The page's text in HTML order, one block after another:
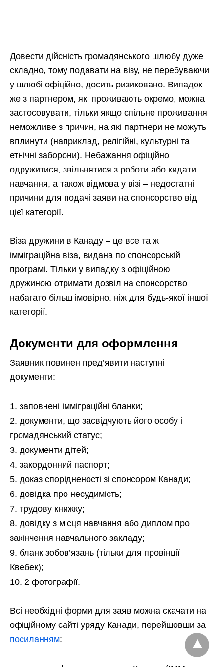
Довести дійсність громадянського шлюбу дуже
складно, тому подавати на візу, не перебуваючи
у шлюбі офіційно, досить ризиковано. Випадок
же з партнером, які проживають окремо, можна
застосовувати, тільки якщо спільне проживання
неможливе з причин, на які партнери не можуть
вплинути (наприклад, релігійні, культурні та
етнічні заборони). Небажання офіційно
одружитися, звільнятися з роботи або кидати
навчання, а також відмова у візі – недостатні
причини для подачі заяви на спонсорство від
цієї категорії.
Віза дружини в Канаду – це все та ж
імміграційна віза, видана по спонсорській
програмі. Тільки у випадку з офіційною
дружиною отримати дозвіл на спонсорство
набагато більш імовірно, ніж для будь-якої іншої
категорії.
Документи для оформлення
Заявник повинен пред’явити наступні
документи:
заповнені імміграційні бланки;
документи, що засвідчують його особу і
громадянський статус;
документи дітей;
закордонний паспорт;
доказ спорідненості зі спонсором Канади;
довідка про несудимість;
трудову книжку;
довідку з місця навчання або диплом про
закінчення навчального закладу;
бланк зобов’язань (тільки для провінції
Квебек);
2 фотографії.
Всі необхідні форми для заяв можна скачати на
офіційному сайті уряду Канади, перейшовши за
посиланням: